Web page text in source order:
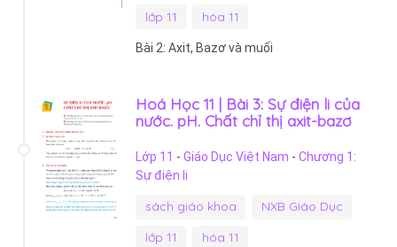
lớp 11
hóa 11
Bài 2: Axit, Bazơ và muối
Hoá Học 11 | Bài 3: Sự điện li của
nước. pH. Chất chỉ thị axit-bazơ
Lớp 11 - Giáo Dục Việt Nam - Chương 1:
Sự điện li
sách giáo khoa
NXB Giáo Dục
lớp 11
hóa 11